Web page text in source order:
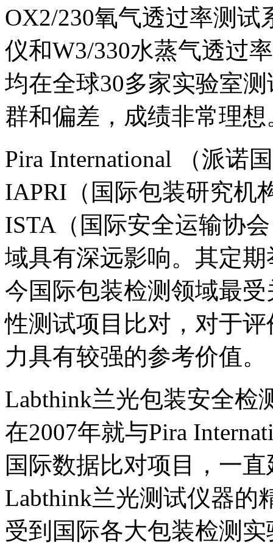
OX2/230氧气透过率测
仪和W3/330水蒸气透过
均在全球30多家实验室
群和偏差，成绩非常理想
Pira International （派诺
IAPRI（国际包装研究机
ISTA（国际安全运输协
域具有深远影响。其定
今国际包装检测领域最
性测试项目比对，对于
力具有较强的参考价值。
Labthink兰光包装安全检
在2007年就与Pira
国际数据比对项目，一
Labthink兰光测试仪器的
受到国际各大包装检测